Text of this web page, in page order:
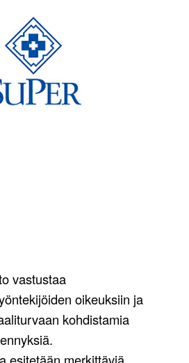
vastustaa
oikeuksiin ja
kohdistamia